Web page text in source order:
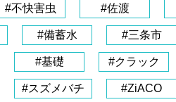
#不快害虫 #佐渡
#備蓄水 #三条市
#基礎 #クラック
#スズメバチ #ZiACO